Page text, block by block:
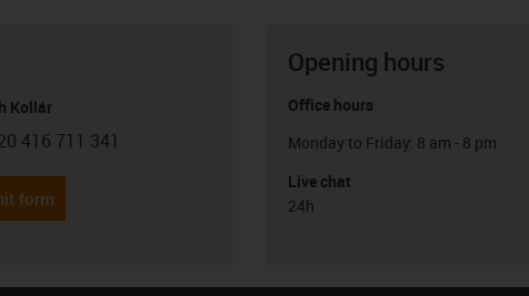
Kollár
phone
416 711 341
form
Opening hours
Office hours
Monday to Friday: 8 am - 8 pm
Live chat
24h